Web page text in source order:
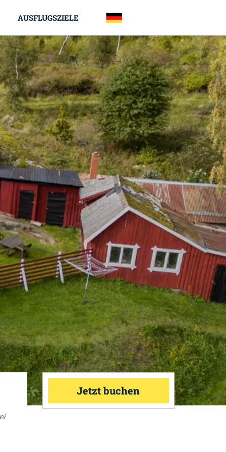
AUSFLUGSZIELE
Jetzt buchen